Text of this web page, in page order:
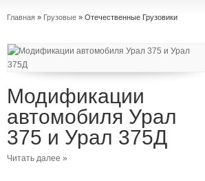
Главная » Грузовые » Отечественные Грузовики
Модификации
автомобиля Урал
375 и Урал 375Д
Читать далее »